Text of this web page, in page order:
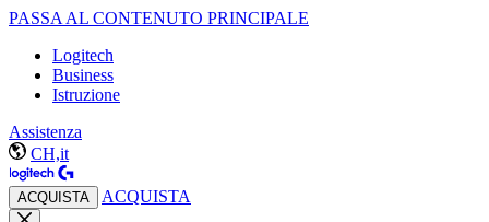
PASSA AL CONTENUTO PRINCIPALE
Logitech
Business
Istruzione
Assistenza
CH,it
ACQUISTA ACQUISTA